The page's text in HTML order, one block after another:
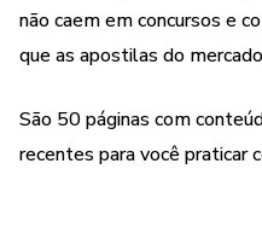
Sou Eder Sabino Carlos do
Método concursos.
não caem em concursos e
que as apostilas do
São 50 páginas com
recentes para você praticar